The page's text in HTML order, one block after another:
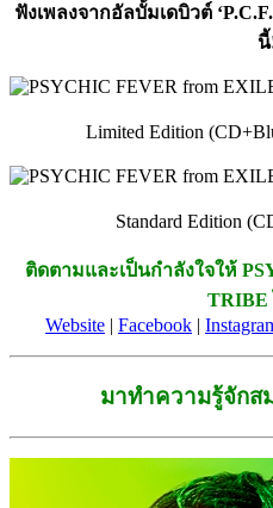
ฟังเพลงจากอัลบั้มเดบิวต์
นี้
Limited Edition
Standard Edition
ติดตามและเป็นกำลังใจให้
TRIBE
Website | Facebook |
มาทำความรู้จักส